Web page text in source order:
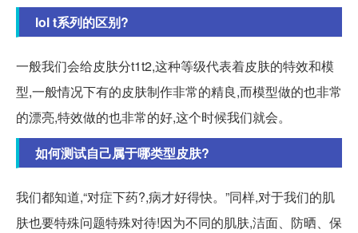
lol t系列的区别?
一般我们会给皮肤分t1t2,这种等级代表着皮肤的特效和模
型,一般情况下有的皮肤制作非常的精良,而模型做的也非常
的漂亮,特效做的也非常的好,这个时候我们就会。
如何测试自己属于哪类型皮肤?
我们都知道,“对症下药?,病才好得快。”同样,对于我们的肌
肤也要特殊问题特殊对待!因为不同的肌肤,洁面、防晒、保